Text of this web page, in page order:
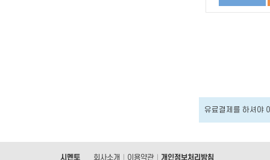
유료결제를 하셔야
시멘토 회사소개 이용약관 개인정보처리방침